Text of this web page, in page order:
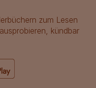
zum Lesen
kündbar